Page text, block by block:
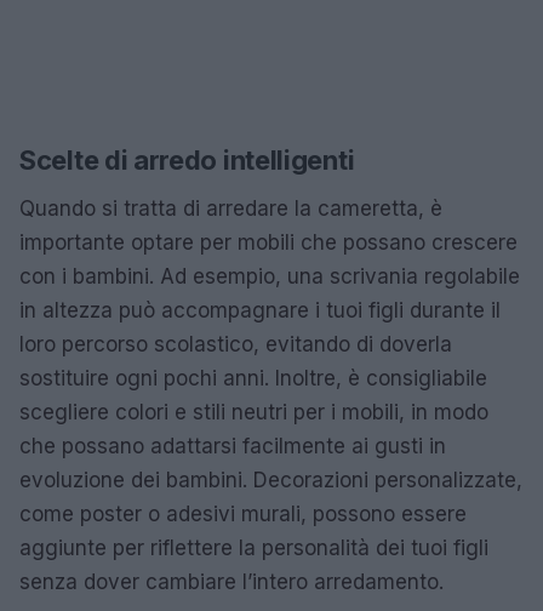
Scelte di arredo intelligenti
Quando si tratta di arredare la cameretta, è
importante optare per mobili che possano crescere
con i bambini. Ad esempio, una scrivania regolabile
in altezza può accompagnare i tuoi figli durante il
loro percorso scolastico, evitando di doverla
sostituire ogni pochi anni. Inoltre, è consigliabile
scegliere colori e stili neutri per i mobili, in modo
che possano adattarsi facilmente ai gusti in
evoluzione dei bambini. Decorazioni personalizzate,
come poster o adesivi murali, possono essere
aggiunte per riflettere la personalità dei tuoi figli
senza dover cambiare l’intero arredamento.